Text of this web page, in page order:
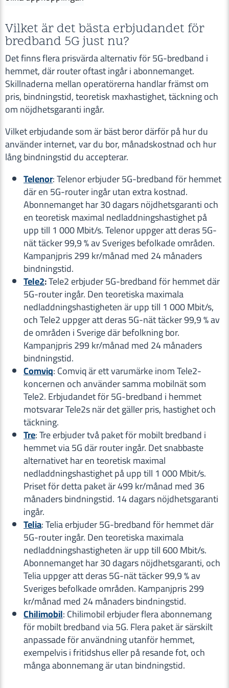
Vilket är det bästa erbjudandet för
bredband 5G just nu?
Det finns flera prisvärda alternativ för 5G-bredband i
hemmet, där router oftast ingår i abonnemanget.
Skillnaderna mellan operatörerna handlar främst om
pris, bindningstid, teoretisk maxhastighet, täckning och
om nöjdhetsgaranti ingår.
Vilket erbjudande som är bäst beror därför på hur du
använder internet, var du bor, månadskostnad och hur
lång bindningstid du accepterar.
Telenor: Telenor erbjuder 5G-bredband för hemmet
där en 5G-router ingår utan extra kostnad.
Abonnemanget har 30 dagars nöjdhetsgaranti och
en teoretisk maximal nedladdningshastighet på
upp till 1 000 Mbit/s. Telenor uppger att deras 5G-
nät täcker 99,9 % av Sveriges befolkade områden.
Kampanjpris 299 kr/månad med 24 månaders
bindningstid.
Tele2:Tele2 erbjuder 5G-bredband för hemmet där
5G-router ingår. Den teoretiska maximala
nedladdningshastigheten är upp till 1 000 Mbit/s,
och Tele2 uppger att deras 5G-nät täcker 99,9 % av
de områden i Sverige där befolkning bor.
Kampanjpris 299 kr/månad med 24 månaders
bindningstid.
Comviq: Comviq är ett varumärke inom Tele2-
koncernen och använder samma mobilnät som
Tele2. Erbjudandet för 5G-bredband i hemmet
motsvarar Tele2s när det gäller pris, hastighet och
täckning.
Tre: Tre erbjuder två paket för mobilt bredband i
hemmet via 5G där router ingår. Det snabbaste
alternativet har en teoretisk maximal
nedladdningshastighet på upp till 1 000 Mbit/s.
Priset för detta paket är 499 kr/månad med 36
månaders bindningstid. 14 dagars nöjdhetsgaranti
ingår.
Telia: Telia erbjuder 5G-bredband för hemmet där
5G-router ingår. Den teoretiska maximala
nedladdningshastigheten är upp till 600 Mbit/s.
Abonnemanget har 30 dagars nöjdhetsgaranti, och
Telia uppger att deras 5G-nät täcker 99,9 % av
Sveriges befolkade områden. Kampanjpris 299
kr/månad med 24 månaders bindningstid.
Chilimobil: Chilimobil erbjuder flera abonnemang
för mobilt bredband via 5G. Flera paket är särskilt
anpassade för användning utanför hemmet,
exempelvis i fritidshus eller på resande fot, och
många abonnemang är utan bindningstid.